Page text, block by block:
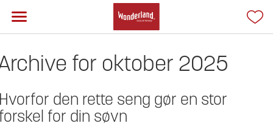
for oktober 2025
den rette seng gør en stor
for din søvn